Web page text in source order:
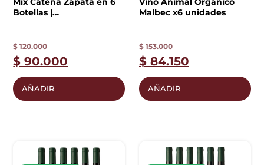
Botellas |
$120.000
$ 90.000
AÑADIR
Malbec x6 unidades
$153.000
$ 84.150
AÑADIR